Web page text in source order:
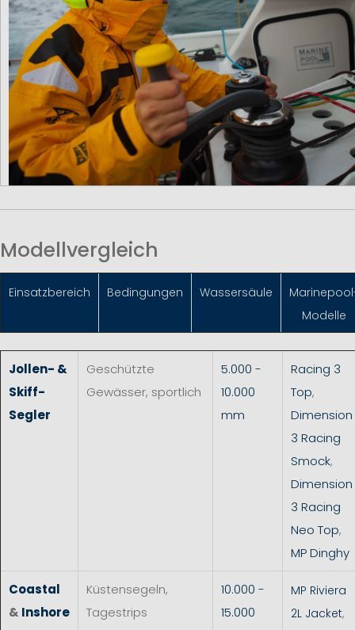
Modellvergleich
Einsatzbereich Bedingungen Wassersäule
Modelle
Jollen- &
Skiff-
Segler
Geschützte
Gewässer, sportlich
5.000 -
10.000
mm
Racing 3
Top,
Dimension
3 Racing
Smock,
Dimension
3 Racing
Neo Top,
MP Dinghy
Coastal
& Inshore
Küstensegeln,
Tagestrips
10.000 -
15.000
MP Riviera
2L Jacket,